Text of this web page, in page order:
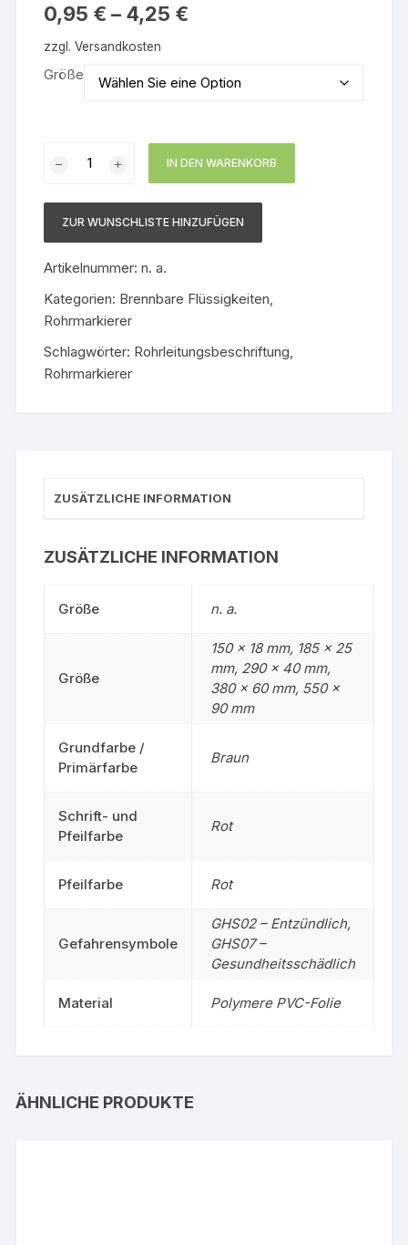
0,95 € – 4,25 €
zzgl.Versandkosten
Größe
IN DEN WARENKORB
ZUR WUNSCHLISTE HINZUFÜGEN
Artikelnummer:n. a.
Kategorien: Brennbare Flüssigkeiten
Rohrmarkierer
Schlagwörter: Rohrleitungsbeschriftung
Rohrmarkierer
ZUSÄTZLICHE INFORMATION
ZUSÄTZLICHE INFORMATION
Größe n. a.
Größe
150 x 18 mm, 185 x 25
mm, 290 x 40 mm,
380 x 60 mm, 550 x
90 mm
Grundfarbe /
Primärfarbe
Braun
Schrift- und
Pfeilfarbe
Rot
Pfeilfarbe Rot
Gefahrensymbole
GHS02 – Entzündlich,
GHS07 –
Gesundheitsschädlich
Material Polymere PVC-Folie
ÄHNLICHE PRODUKTE